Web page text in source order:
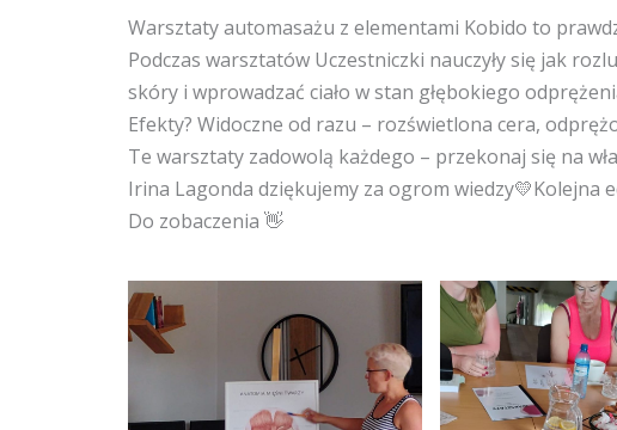
Warsztaty automasażu z elementami Kobido to
Podczas warsztatów Uczestniczki nauczyły się jak
skóry i wprowadzać ciało w stan głębokiego
Efekty? Widoczne od razu – rozświetlona cera,
Te warsztaty zadowolą każdego – przekonaj się na
Irina Lagonda dziękujemy za ogrom wiedzy💛Kolejna
Do zobaczenia 👋